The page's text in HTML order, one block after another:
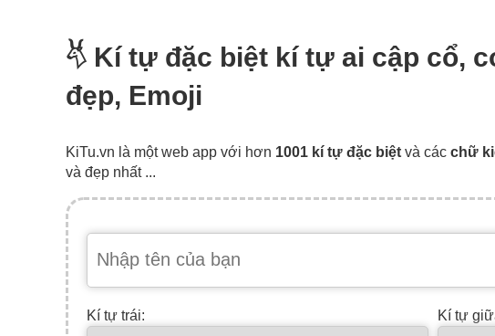
𓄃 Kí tự đặc biệt kí tự ai cập cổ,
đẹp, Emoji
KiTu.vn là một web app với hơn 1001 kí tự đặc biệt và các chữ
và đẹp nhất ...
Kí tự trái: Kí tự